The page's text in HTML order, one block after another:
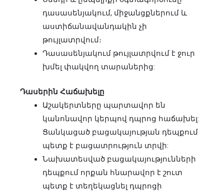
դասասենյակում, միջանցքներում և
աստիճանավանդակին չի
թույլատրվում։
Դասասենյակում թույլատրվում է ջուր
խմել փակվող տարաներից:
Դասերին Հաճախելը
Աշակերտները պարտավոր են
կանոնավոր կերպով դպրոց հաճախել:
Ցանկացած բացակայության դեպքում
պետք է բացատրություն տրվի:
Նախատեսված բացակայությունների
դեպքում որքան հնարավոր է շուտ
պետք է տեղեկացնել դպրոցի